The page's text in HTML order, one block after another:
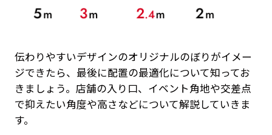
伝わりやすいデザインのオリジナルのぼりがイメー
ジできたら、最後に配置の最適化について知ってお
きましょう。店舗の入り口、イベント角地や交差点
で抑えたい角度や高さなどについて解説していきま
す。